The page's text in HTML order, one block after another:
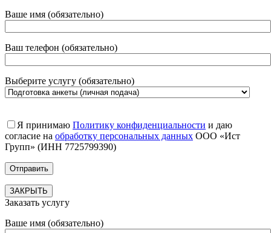
Ваше имя (обязательно)
Ваш телефон (обязательно)
Выберите услугу (обязательно)
Я принимаю Политику конфиденциальности и даю
согласие на обработку персональных данных ООО «Ист
Групп» (ИНН 7725799390)
ЗАКРЫТЬ
Заказать услугу
Ваше имя (обязательно)